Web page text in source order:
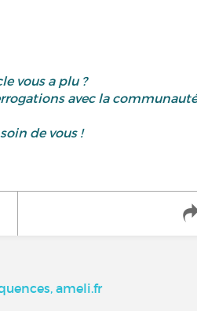
vous a plu ?
avec la
de vous !
ameli.fr